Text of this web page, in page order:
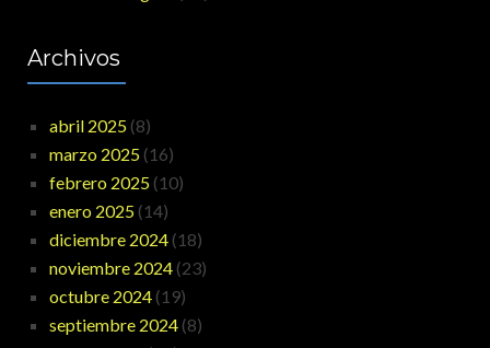
Archivos
abril 2025 (8)
marzo 2025 (16)
febrero 2025 (10)
enero 2025 (14)
diciembre 2024 (18)
noviembre 2024 (23)
octubre 2024 (19)
septiembre 2024 (8)